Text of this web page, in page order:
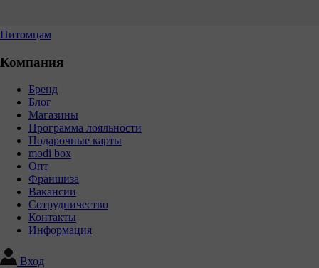
Питомцам
Компания
Бренд
Блог
Магазины
Программа лояльности
Подарочные карты
modi box
Опт
Франшиза
Вакансии
Сотрудничество
Контакты
Информация
Вход